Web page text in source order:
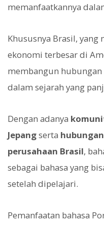
memanfaatkannya
Khususnya Brasil, yang
ekonomi terbesar di
membangun hubungan
dalam sejarah yang
Dengan adanya
Jepangserta
perusahaan Brasil,
sebagai bahasa yang
setelah dipelajari.
Pemanfaatan bahasa